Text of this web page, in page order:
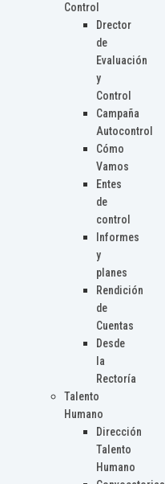
Control
Drector
de
Evaluación
y
Control
Campaña
Autocontrol
Cómo
Vamos
Entes
de
control
Informes
y
planes
Rendición
de
Cuentas
Desde
la
Rectoría
Talento
Humano
Dirección
Talento
Humano